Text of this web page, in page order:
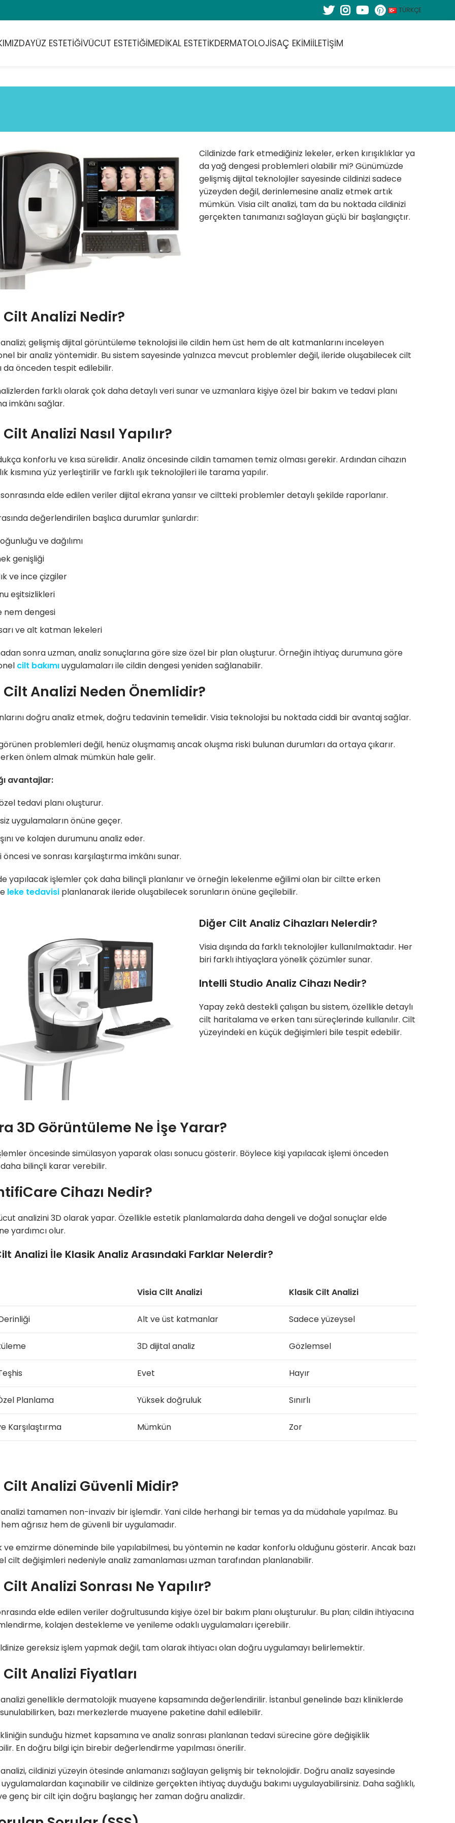
TÜRKÇE
YÜZ ESTETIĞIVÜCUT ESTETIĞIMEDIKAL ESTETIKDERMATOLOJISAÇ EKIMIİLETIŞIM
Cildinizde fark etmediğiniz lekeler, erken kırışıklıklar ya
da yağ dengesi problemleri olabilir mi? Günümüzde
gelişmiş dijital teknolojiler sayesinde cildinizi sadece
yüzeyden değil, derinlemesine analiz etmek artık
mümkün. Visia cilt analizi, tam da bu noktada cildinizi
gerçekten tanımanızı sağlayan güçlü bir başlangıçtır.
Analizi Nedir?
gelişmiş dijital görüntüleme teknolojisi ile cildin hem üst hem de alt katmanlarını inceleyen
bir analiz yöntemidir. Bu sistem sayesinde yalnızca mevcut problemler değil, ileride oluşabilecek cilt
da önceden tespit edilebilir.
farklı olarak çok daha detaylı veri sunar ve uzmanlara kişiye özel bir bakım ve tedavi planı
imkânı sağlar.
Analizi Nasıl Yapılır?
konforlu ve kısa sürelidir. Analiz öncesinde cildin tamamen temiz olması gerekir. Ardından cihazın
kısmına yüz yerleştirilir ve farklı ışık teknolojileri ile tarama yapılır.
elde edilen veriler dijital ekrana yansır ve ciltteki problemler detaylı şekilde raporlanır.
değerlendirilen başlıca durumlar şunlardır:
ve dağılımı
genişliği
ve ince çizgiler
eşitsizlikleri
nem dengesi
ve alt katman lekeleri
sonra uzman, analiz sonuçlarına göre size özel bir plan oluşturur. Örneğin ihtiyaç durumuna göre
cilt bakımıuygulamaları ile cildin dengesi yeniden sağlanabilir.
Analizi Neden Önemlidir?
doğru analiz etmek, doğru tedavinin temelidir. Visia teknolojisi bu noktada ciddi bir avantaj sağlar.
problemleri değil, henüz oluşmamış ancak oluşma riski bulunan durumları da ortaya çıkarır.
önlem almak mümkün hale gelir.
avantajlar:
tedavi planı oluşturur.
uygulamaların önüne geçer.
ve kolajen durumunu analiz eder.
ve sonrası karşılaştırma imkânı sunar.
yapılacak işlemler çok daha bilinçli planlanır ve örneğin lekelenme eğilimi olan bir ciltte erken
leke tedavisiplanlanarak ileride oluşabilecek sorunların önüne geçilebilir.
Diğer Cilt Analiz Cihazları Nelerdir?
Visia dışında da farklı teknolojiler kullanılmaktadır. Her
biri farklı ihtiyaçlara yönelik çözümler sunar.
Intelli Studio Analiz Cihazı Nedir?
Yapay zekâ destekli çalışan bu sistem, özellikle detaylı
cilt haritalama ve erken tanı süreçlerinde kullanılır. Cilt
yüzeyindeki en küçük değişimleri bile tespit edebilir.
3D Görüntüleme Ne İşe Yarar?
öncesinde simülasyon yaparak olası sonucu gösterir. Böylece kişi yapılacak işlemi önceden
bilinçli karar verebilir.
Cihazı Nedir?
analizini 3D olarak yapar. Özellikle estetik planlamalarda daha dengeli ve doğal sonuçlar elde
yardımcı olur.
Analizi İle Klasik Analiz Arasındaki Farklar Nelerdir?
Visia Cilt Analizi Klasik Cilt Analizi
Alt ve üst katmanlar Sadece yüzeysel
3D dijital analiz Gözlemsel
Evet Hayır
Planlama Yüksek doğruluk Sınırlı
Karşılaştırma Mümkün Zor
Analizi Güvenli Midir?
tamamen non-invaziv bir işlemdir. Yani cilde herhangi bir temas ya da müdahale yapılmaz. Bu
ağrısız hem de güvenli bir uygulamadır.
ve emzirme döneminde bile yapılabilmesi, bu yöntemin ne kadar konforlu olduğunu gösterir. Ancak bazı
cilt değişimleri nedeniyle analiz zamanlaması uzman tarafından planlanabilir.
Analizi Sonrası Ne Yapılır?
elde edilen veriler doğrultusunda kişiye özel bir bakım planı oluşturulur. Bu plan; cildin ihtiyacına
kolajen destekleme ve yenileme odaklı uygulamaları içerebilir.
gereksiz işlem yapmak değil, tam olarak ihtiyacı olan doğru uygulamayı belirlemektir.
Analizi Fiyatları
genellikle dermatolojik muayene kapsamında değerlendirilir. İstanbul genelinde bazı kliniklerde
bazı merkezlerde muayene paketine dahil edilebilir.
sunduğu hizmet kapsamına ve analiz sonrası planlanan tedavi sürecine göre değişiklik
En doğru bilgi için birebir değerlendirme yapılması önerilir.
cildinizi yüzeyin ötesinde anlamanızı sağlayan gelişmiş bir teknolojidir. Doğru analiz sayesinde
kaçınabilir ve cildinize gerçekten ihtiyaç duyduğu bakımı uygulayabilirsiniz. Daha sağlıklı,
genç bir cilt için doğru başlangıç her zaman doğru analizdir.